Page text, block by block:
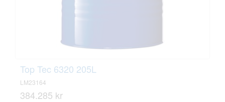
Top Tec 6320 205L
LM23164
384.285 kr